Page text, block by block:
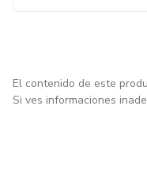
El contenido de este
Si ves informaciones